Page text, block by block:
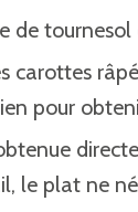
de
carottes
pour
le plat ne